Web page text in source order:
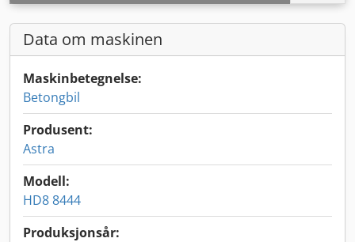
Data om maskinen
Maskinbetegnelse:
Betongbil
Produsent:
Astra
Modell:
HD8 8444
Produksjonsår: